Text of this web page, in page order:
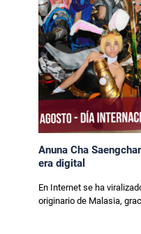
Anuna Cha
era digital
En Internet se ha
originario de Malasia,